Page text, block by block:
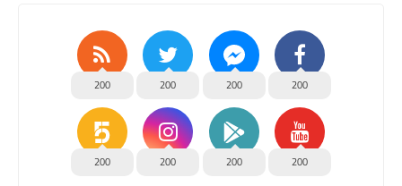
200
200
200
200
200
200
200
200